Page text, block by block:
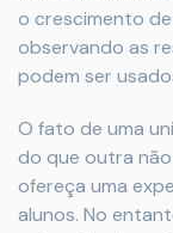
o crescimento
observando as
podem ser
O fato de uma
do que outra
ofereça uma
alunos. No